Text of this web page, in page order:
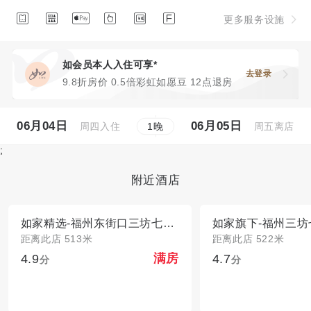
      更多服务设施
如会员本人入住可享*
9.8折房价 0.5倍彩虹如愿豆 12点退房
去登录
06月04日 周四入住 1晚 06月05日 周五离店
;
附近酒店
如家精选-福州东街口三坊七巷三山大厦店
距离此店 513米
4.9分 满房
距离此店 522米
4.7分